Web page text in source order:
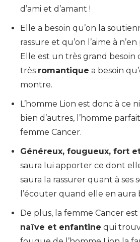
d’ami et d’amant !
Elle a besoin qu’on la
rassure et qu’on l’aime à
Elle est un très grand besoin
très romantique a besoin
montre.
L’homme Lion est donc à ce
bien d’autres, l’homme
femme Cancer.
Généreux, fougueux, fort
saura lui apporter ce dont elle
saura la rassurer quant à ses
l’écouter quand elle en aura
De plus, la femme Cancer
naïve et enfantine qui